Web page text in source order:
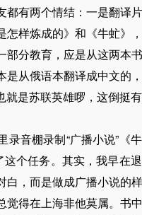
有两个情结：一是翻译
样炼成的》和《牛虻》
分教育，应是从这两本
从俄语本翻译成中文的
是苏联英雄啰，这倒挺有
音棚录制“广播小说”《
这个任务。其实，我早在
白，而是做成广播小说的
得在上海非他莫属。书